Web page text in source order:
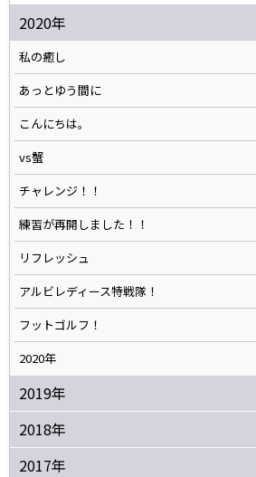
2020年
私の癒し
あっとゆう間に
こんにちは。
vs蟹
チャレンジ！！
練習が再開しました！！
リフレッシュ
アルビレディース特戦隊！
フットゴルフ！
2020年
2019年
2018年
2017年